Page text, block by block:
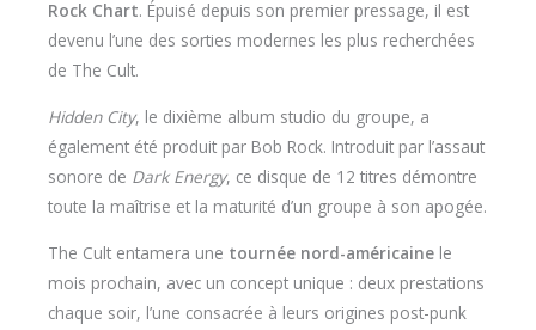
Rock Chart. Épuisé depuis son premier pressage, il est
devenu l’une des sorties modernes les plus recherchées
de The Cult.
Hidden City, le dixième album studio du groupe, a
également été produit par Bob Rock. Introduit par l’assaut
sonore de Dark Energy, ce disque de 12 titres démontre
toute la maîtrise et la maturité d’un groupe à son apogée.
The Cult entamera une tournée nord-américaine le
mois prochain, avec un concept unique : deux prestations
chaque soir, l’une consacrée à leurs origines post-punk